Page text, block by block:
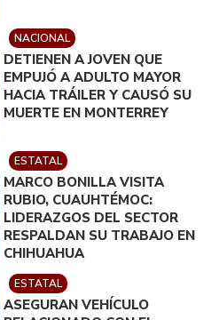
NACIONAL
DETIENEN A JOVEN QUE
EMPUJÓ A ADULTO MAYOR
HACIA TRÁILER Y CAUSÓ SU
MUERTE EN MONTERREY
ESTATAL
MARCO BONILLA VISITA
RUBIO, CUAUHTÉMOC:
LIDERAZGOS DEL SECTOR
RESPALDAN SU TRABAJO EN
CHIHUAHUA
ESTATAL
ASEGURAN VEHÍCULO